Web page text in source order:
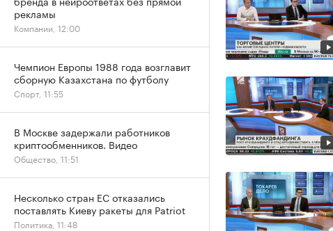
рекламы
Компании, 12:00
Чемпион Европы 1988 года возглавит
сборную Казахстана по футболу
Спорт, 11:55
В Москве задержали работников
криптообменников. Видео
Общество, 11:51
Несколько стран ЕС отказались
поставлять Киеву ракеты для Patriot
Политика, 11:48